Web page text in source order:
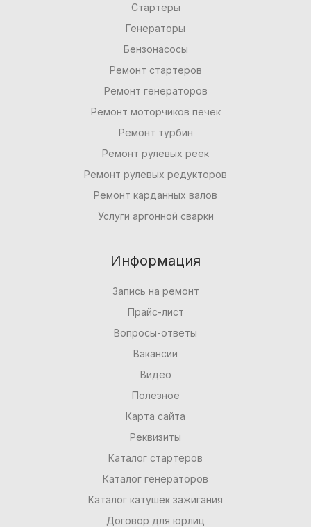
Стартеры
Генераторы
Бензонасосы
Ремонт стартеров
Ремонт генераторов
Ремонт моторчиков печек
Ремонт турбин
Ремонт рулевых реек
Ремонт рулевых редукторов
Ремонт карданных валов
Услуги аргонной сварки
Информация
Запись на ремонт
Прайс-лист
Вопросы-ответы
Вакансии
Видео
Полезное
Карта сайта
Реквизиты
Каталог стартеров
Каталог генераторов
Каталог катушек зажигания
Договор для юрлиц